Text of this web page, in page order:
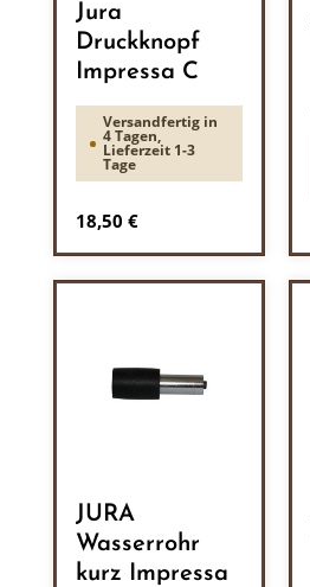
Jura
Druckknopf
Impressa C
Versandfertig in
4 Tagen,
Lieferzeit 1-3
Tage
Regulärer Preis:
18,50 €
JURA
Wasserrohr
kurz Impressa